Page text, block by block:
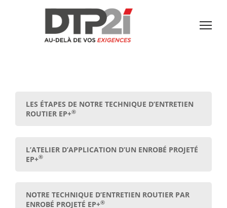
LES ÉTAPES DE NOTRE TECHNIQUE D’ENTRETIEN
ROUTIER EP+®
L’ATELIER D’APPLICATION D’UN ENROBÉ PROJETÉ
EP+®
NOTRE TECHNIQUE D’ENTRETIEN ROUTIER PAR
ENROBÉ PROJETÉ EP+®